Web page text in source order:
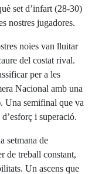
set d’infart (28-30)
nostres jugadores.
noies van lluitar
del costat rival.
per a les
Nacional amb una
Una semifinal que va
i superació.
setmana de
de treball constant,
Un ascens que